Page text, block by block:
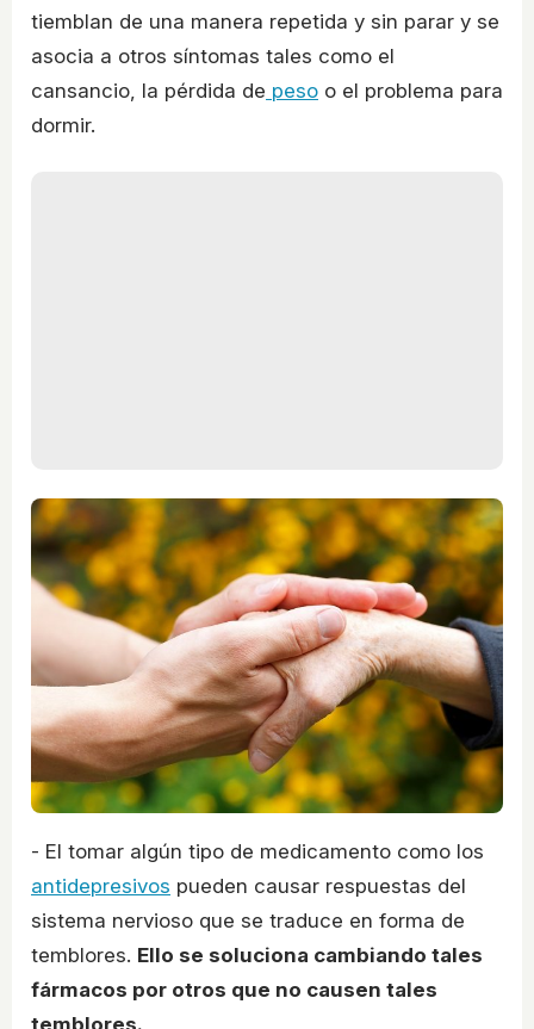
tiemblan de una manera repetida y sin parar y se
asocia a otros síntomas tales como el
cansancio, la pérdida de peso o el problema para
dormir.
- El tomar algún tipo de medicamento como los
antidepresivos pueden causar respuestas del
sistema nervioso que se traduce en forma de
temblores. Ello se soluciona cambiando tales
fármacos por otros que no causen tales
temblores.